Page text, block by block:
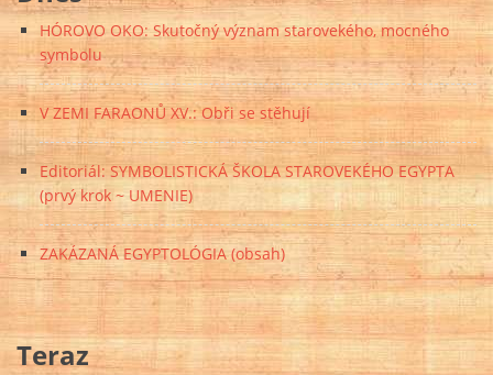
HÓROVO OKO: Skutočný význam starovekého, mocného
symbolu
V ZEMI FARAONŮ XV.: Obři se stěhují
Editoriál: SYMBOLISTICKÁ ŠKOLA STAROVEKÉHO EGYPTA
(prvý krok ~ UMENIE)
ZAKÁZANÁ EGYPTOLÓGIA (obsah)
Teraz